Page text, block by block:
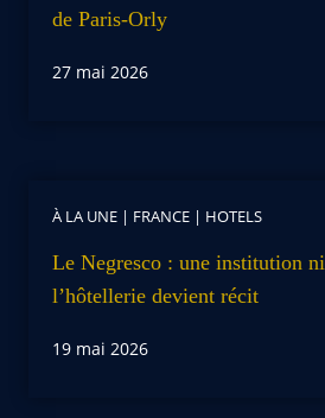
de Paris-Orly
27 mai 2026
À LA UNE | FRANCE | HOTELS
Le Negresco : une institution
l’hôtellerie devient récit
19 mai 2026